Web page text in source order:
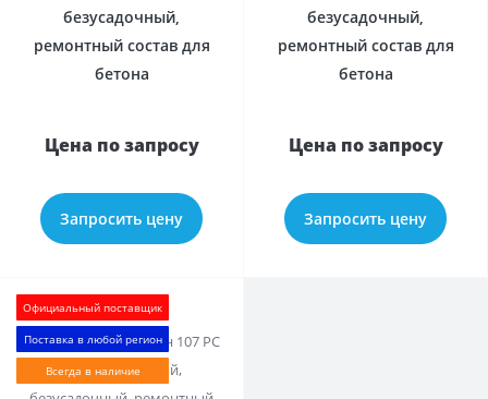
безусадочный,
ремонтный состав для
бетона
Цена по запросу
Запросить цену
безусадочный,
ремонтный состав для
бетона
Цена по запросу
Запросить цену
Официальный поставщик
Поставка в любой регион
Всегда в наличие